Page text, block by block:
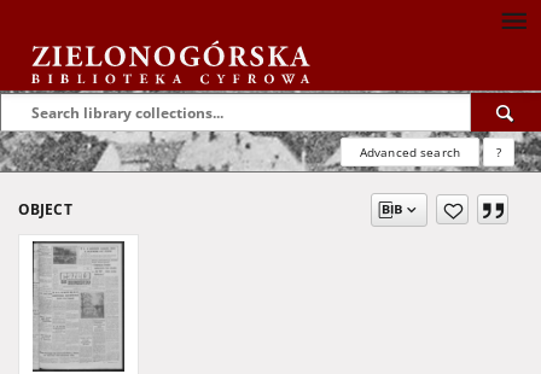
Advanced search ?
OBJECT